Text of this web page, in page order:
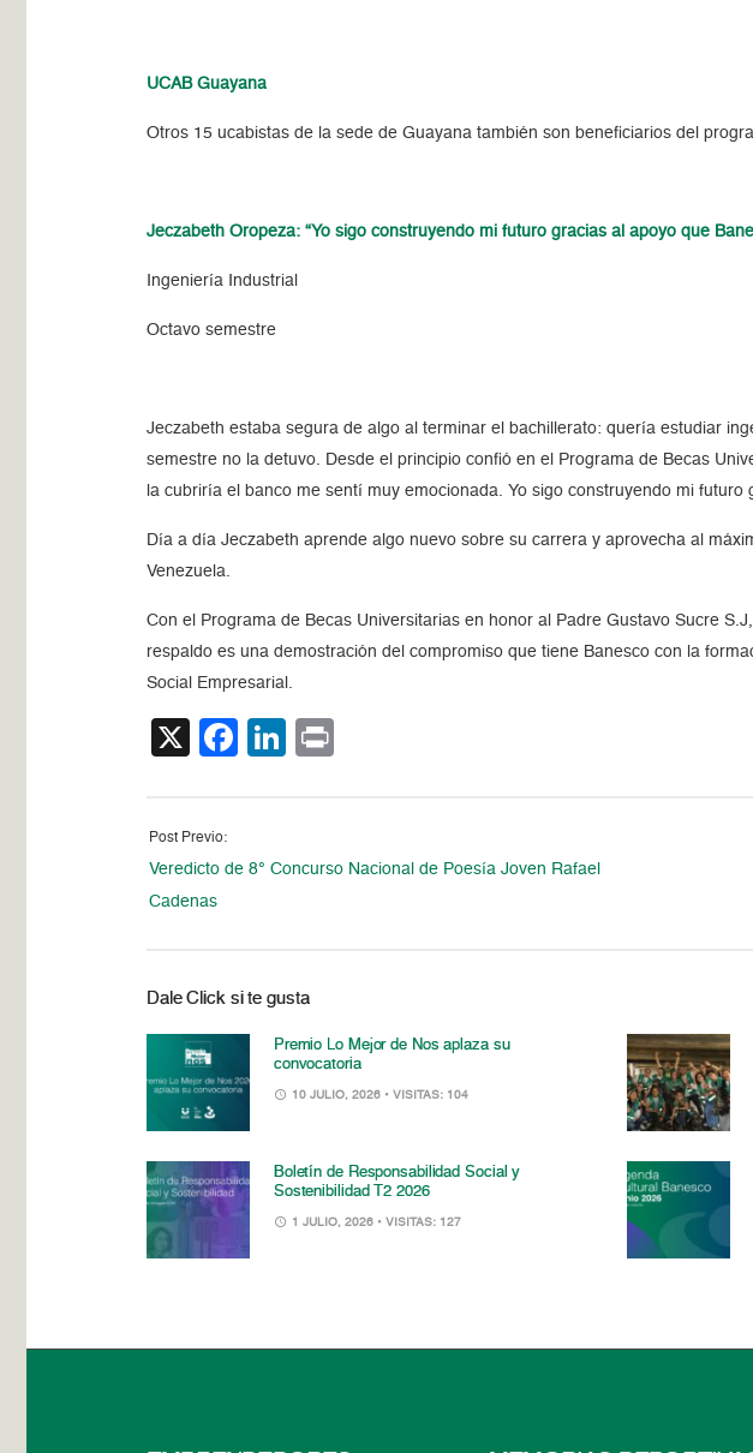
UCAB Guayana
Otros 15 ucabistas de la sede de Guayana también son beneficiarios del
Jeczabeth Oropeza: “Yo sigo construyendo mi futuro gracias al apoyo que
Ingeniería Industrial
Octavo semestre
Jeczabeth estaba segura de algo al terminar el bachillerato: quería estudiar
semestre no la detuvo. Desde el principio confió en el Programa de Becas
la cubriría el banco me sentí muy emocionada. Yo sigo construyendo mi futuro
Día a día Jeczabeth aprende algo nuevo sobre su carrera y aprovecha al
Venezuela.
Con el Programa de Becas Universitarias en honor al Padre Gustavo Sucre
respaldo es una demostración del compromiso que tiene Banesco con la
Social Empresarial.
X Facebook
LinkedIn
Post Previo:
Veredicto de 8° Concurso Nacional de Poesía Joven Rafael
Cadenas
Dale Click si te gusta
Premio Lo Mejor de Nos aplaza su
convocatoria
10 JULIO, 2026 • VISITAS: 104
Boletín de Responsabilidad Social y
Sostenibilidad T2 2026
1 JULIO, 2026 • VISITAS: 127